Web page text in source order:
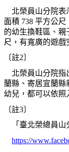
北榮員山分院表
面積 738 平方公
的幼生換鞋區、親
尺，有寬廣的遊戲
〔註2〕
北榮員山分院指
蘭縣、寄居宜蘭縣
幼兒，都可以依照
〔註3〕
「臺北榮總員山
https://